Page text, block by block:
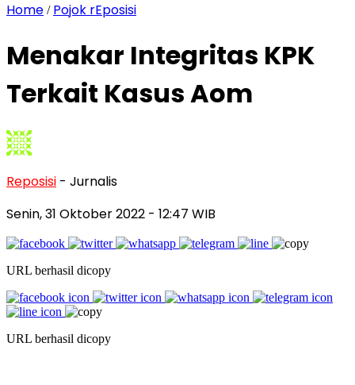
Home / Pojok rEposisi
Menakar Integritas KPK
Terkait Kasus Aom
Reposisi - Jurnalis
Senin, 31 Oktober 2022 - 12:47 WIB
URL berhasil dicopy
URL berhasil dicopy